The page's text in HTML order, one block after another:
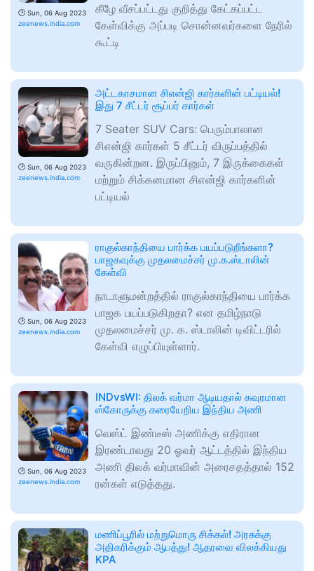
🕑 Sun, 06 Aug 2023
zeenews.india.com
கீழே வீசப்பட்டது குறித்து கேட்கப்பட்ட
கேள்விக்கு அப்படி சொன்னவர்களை நேரில்
கூட்டி
🕑 Sun, 06 Aug 2023
zeenews.india.com
அட்டகாசமான சிஎன்ஜி கார்களின் பட்டியல்!
இது 7 சீட்டர் சூப்பர் கார்கள்
7 Seater SUV Cars: பெரும்பாலான
சிஎன்ஜி கார்கள் 5 சீட்டர் விருப்பத்தில்
வருகின்றன. இருப்பினும், 7 இருக்கைகள்
மற்றும் சிக்கனமான சிஎன்ஜி கார்களின்
பட்டியல்
🕑 Sun, 06 Aug 2023
zeenews.india.com
ராகுல்காந்தியை பார்க்க பயப்படுறீங்களா?
பாஜகவுக்கு முதலமைச்சர் மு.க.ஸ்டாலின்
கேள்வி
நாடாளுமன்றத்தில் ராகுல்காந்தியை பார்க்க
பாஜக பயப்படுகிறதா? என தமிழ்நாடு
முதலமைச்சர் மு. க. ஸ்டாலின் டிவிட்டரில்
கேள்வி எழுப்பியுள்ளார்.
🕑 Sun, 06 Aug 2023
zeenews.india.com
INDvsWI: திலக் வர்மா ஆடியதால் கவுரமான
ஸ்கோருக்கு கரையேறிய இந்திய அணி
வெஸ்ட் இண்டீஸ் அணிக்கு எதிரான
இரண்டாவது 20 ஓவர் ஆட்டத்தில் இந்திய
அணி திலக் வர்மாவின் அரைசதத்தால் 152
ரன்கள் எடுத்தது.
மணிப்பூரில் மற்றுமொரு சிக்கல்! அரசுக்கு
அதிகரிக்கும் ஆபத்து! ஆதரவை விலக்கியது
KPA